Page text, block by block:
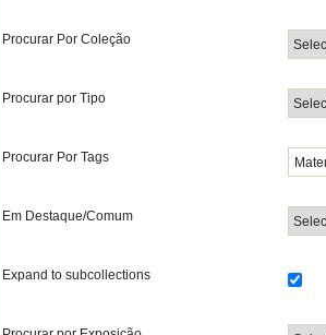
Procurar Por Coleção
Procurar por Tipo
Procurar Por Tags
Em Destaque/Comum
Expand to subcollections